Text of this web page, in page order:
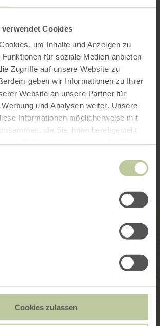
verwendet Cookies
um Inhalte und Anzeigen zu
für soziale Medien anbieten
Zugriffe auf unsere Website zu
geben wir Informationen zu Ihrer
Website an unsere Partner für
und Analysen weiter. Unsere
Informationen möglicherweise mit
die Sie ihnen bereitgestellt
Cookies zulassen
Galerij openen